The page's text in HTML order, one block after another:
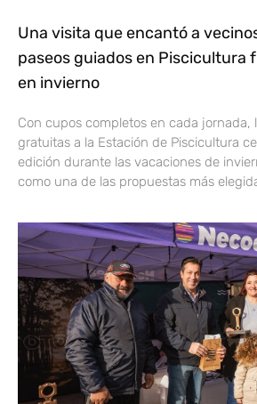
Una visita que encantó a
paseos guiados en Piscicultura
en invierno
Con cupos completos en cada jornada,
gratuitas a la Estación de Piscicultura
edición durante las vacaciones de
como una de las propuestas más